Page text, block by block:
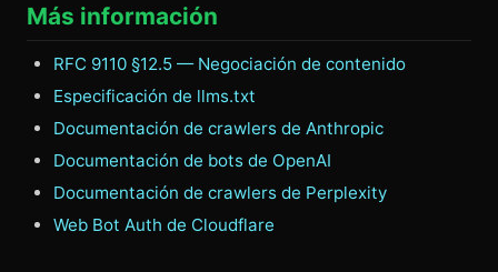
Más información
RFC 9110 §12.5 — Negociación de contenido
Especificación de llms.txt
Documentación de crawlers de Anthropic
Documentación de bots de OpenAI
Documentación de crawlers de Perplexity
Web Bot Auth de Cloudflare